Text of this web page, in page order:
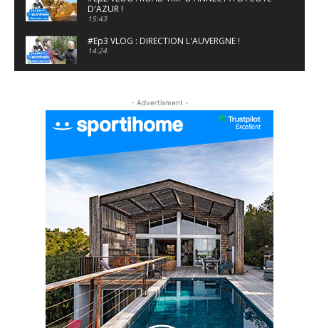
D'AZUR !
15:43
#Ep3 VLOG : DIRECTION L'AUVERGNE !
14:24
#EP6 VLOG : SKI & RANDONNÉE DANS LES
ALPES
#EP7 VLOG : DE LA RAQUETTE EN PLEIN MILIEU
DU BEAUFORTAIN
04:09
#Ep8 VLOG : DÉCOUVERTE DU VERCORS ET DU
BASSIN GRENOBLOIS !
09:04
#Ep9 VLOG : UN SPORTIHOME CHEZ
SPORTIHOME !
07:21
#Ep10 VLOG : UN SEJOUR SPORTIF PROCHE DE
PARIS !
07:37
- Advertisment -